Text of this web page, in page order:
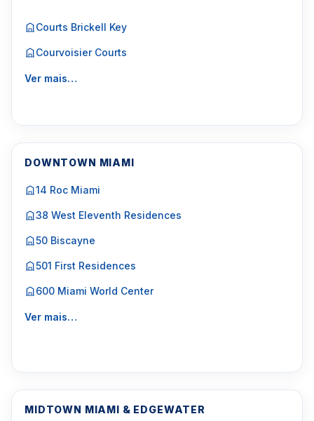
Courts Brickell Key
Courvoisier Courts
Ver mais…
DOWNTOWN MIAMI
14 Roc Miami
38 West Eleventh Residences
50 Biscayne
501 First Residences
600 Miami World Center
Ver mais…
MIDTOWN MIAMI & EDGEWATER